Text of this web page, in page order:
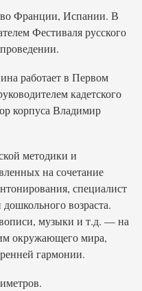
Франции, Испании. В
Фестиваля русского
работает в Первом
кадетского
корпуса Владимир
методики и
на сочетание
специалист
возраста.
музыки и т.д. — на
окружающего мира,
гармонии.